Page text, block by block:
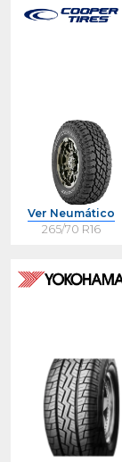
Ver Neumático
265/70 R16